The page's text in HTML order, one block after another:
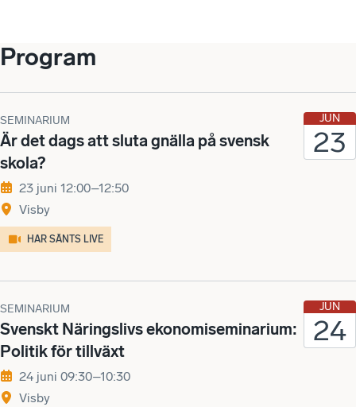
Program
SEMINARIUM
Är det dags att sluta gnälla på svensk
skola?
23 juni 12:00–12:50
Visby
HAR SÄNTS LIVE
JUN
23
SEMINARIUM
Svenskt Näringslivs ekonomiseminarium:
Politik för tillväxt
24 juni 09:30–10:30
Visby
JUN
24